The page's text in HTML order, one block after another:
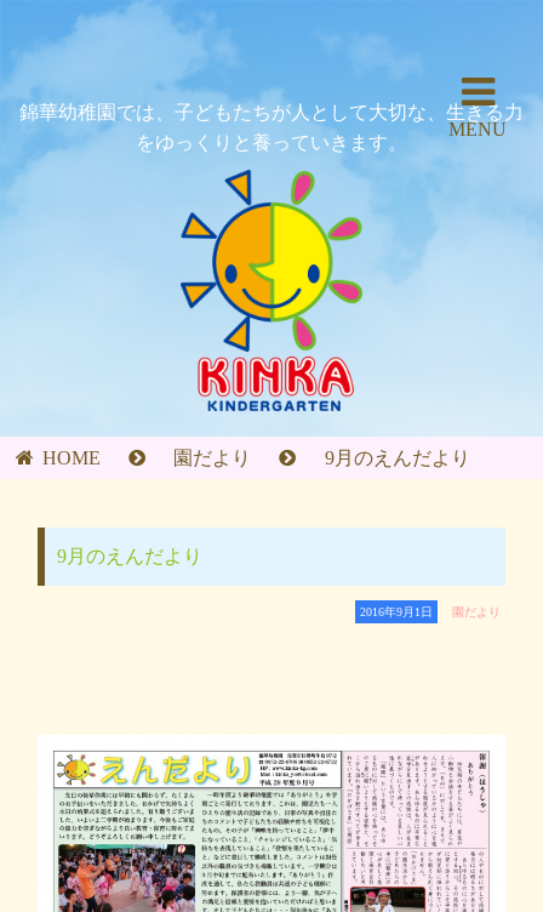
錦華幼稚園では、子どもたちが人として大切な、生きる力
をゆっくりと養っていきます。
MENU
HOME 園だより 9月のえんだより
9月のえんだより
2016年9月1日 園だより